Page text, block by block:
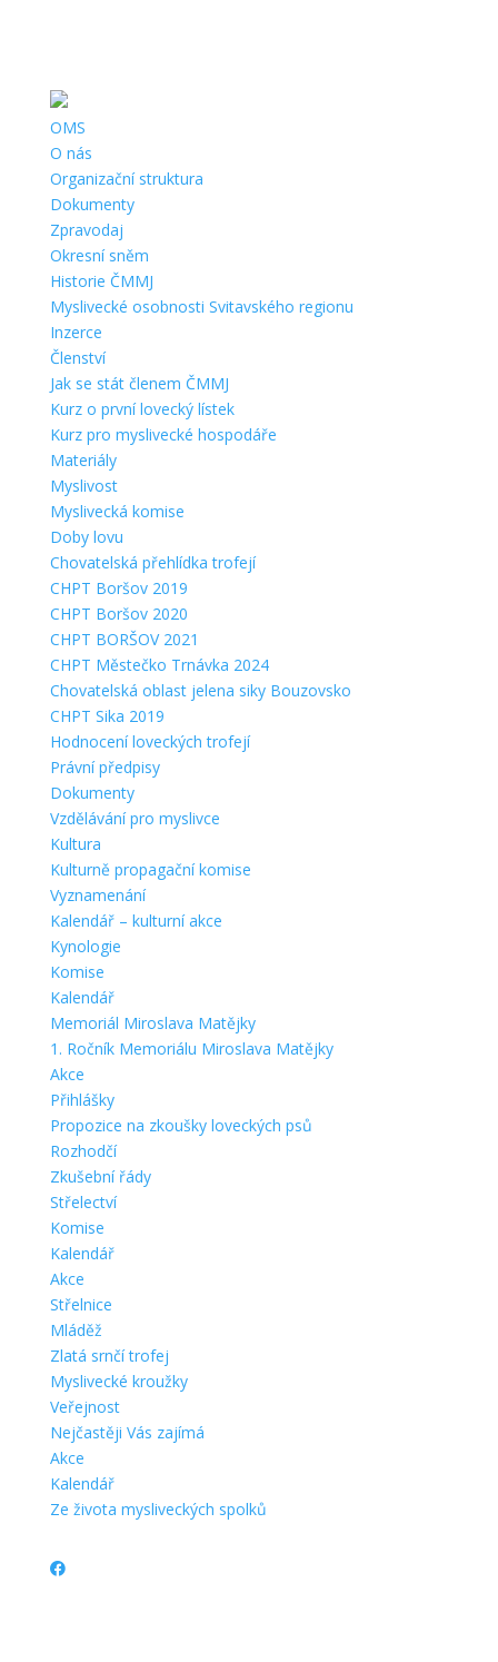
OMS
O nás
Organizační struktura
Dokumenty
Zpravodaj
Okresní sněm
Historie ČMMJ
Myslivecké osobnosti Svitavského regionu
Inzerce
Členství
Jak se stát členem ČMMJ
Kurz o první lovecký lístek
Kurz pro myslivecké hospodáře
Materiály
Myslivost
Myslivecká komise
Doby lovu
Chovatelská přehlídka trofejí
CHPT Boršov 2019
CHPT Boršov 2020
CHPT BORŠOV 2021
CHPT Městečko Trnávka 2024
Chovatelská oblast jelena siky Bouzovsko
CHPT Sika 2019
Hodnocení loveckých trofejí
Právní předpisy
Dokumenty
Vzdělávání pro myslivce
Kultura
Kulturně propagační komise
Vyznamenání
Kalendář – kulturní akce
Kynologie
Komise
Kalendář
Memoriál Miroslava Matějky
1. Ročník Memoriálu Miroslava Matějky
Akce
Přihlášky
Propozice na zkoušky loveckých psů
Rozhodčí
Zkušební řády
Střelectví
Komise
Kalendář
Akce
Střelnice
Mláděž
Zlatá srnčí trofej
Myslivecké kroužky
Veřejnost
Nejčastěji Vás zajímá
Akce
Kalendář
Ze života mysliveckých spolků